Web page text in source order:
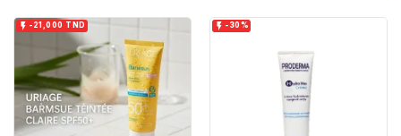
 -21,000 TND  -30%